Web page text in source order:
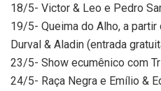
18/5- Victor & Leo e Pedro
19/5- Queima do Alho, a
Durval & Aladin (entrada
23/5- Show ecumênico com
24/5- Raça Negra e Emílio &